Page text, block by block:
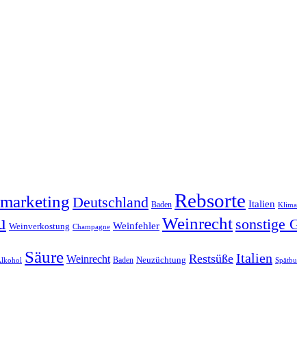
Deutschland Baden Rebsorte Italien Klima
Weinverkostung Champagne Weinfehler Weinrecht sonstige
Säure Weinrecht Baden Neuzüchtung Restsüße Italien